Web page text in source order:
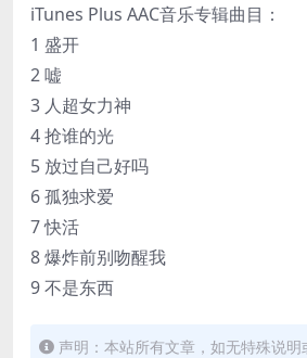
iTunes Plus AAC音乐专辑曲目：
1 盛开
2 嘘
3 人超女力神
4 抢谁的光
5 放过自己好吗
6 孤独求爱
7 快活
8 爆炸前别吻醒我
9 不是东西
声明：本站所有文章，如无特殊说